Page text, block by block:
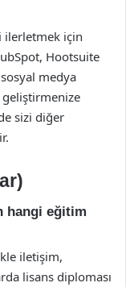
ilerletmek için
Hootsuite
medya
geliştirmenize
sizi diğer
hangi eğitim
iletişim,
lisans diploması